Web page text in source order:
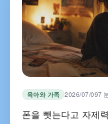
육아와 가족 2026/07/097
폰을 뺏는다고 자제